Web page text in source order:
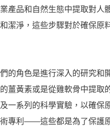
產品和自然生態中提取對人
潔淨，這些步驟對於確保原
的角色是進行深入的研究和
薑黃素或是從雞軟骨中提取
一系列的科學實驗，以確保
專利——這些都是為了保護